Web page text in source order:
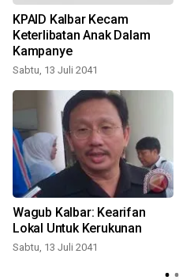
KPAID Kalbar Kecam
Keterlibatan Anak Dalam
Kampanye
Sabtu, 13 Juli 2041
Wagub Kalbar: Kearifan
Lokal Untuk Kerukunan
Sabtu, 13 Juli 2041